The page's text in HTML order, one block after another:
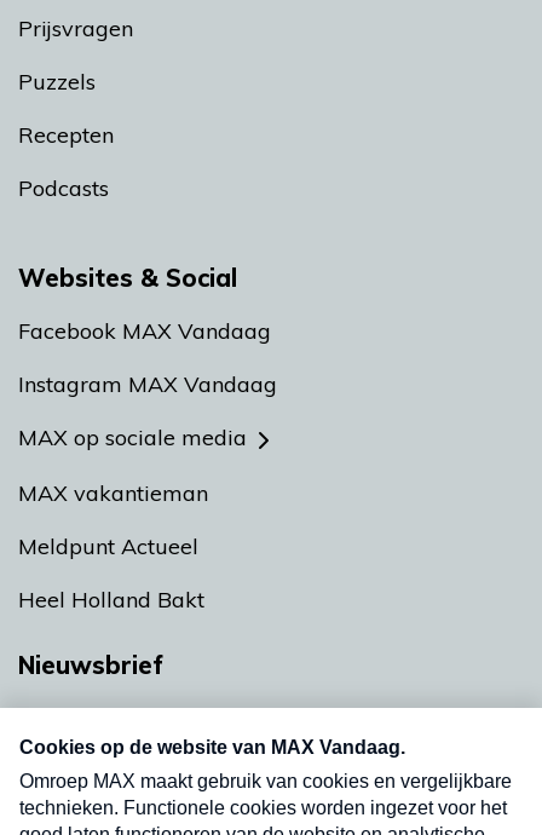
Prijsvragen
Puzzels
Recepten
Podcasts
Websites & Social
Facebook MAX Vandaag
Instagram MAX Vandaag
MAX op sociale media
MAX vakantieman
Meldpunt Actueel
Heel Holland Bakt
Nieuwsbrief
nieuwsbrief. Elke vrijdag- en dinsdagochtend in
uw mailbox.